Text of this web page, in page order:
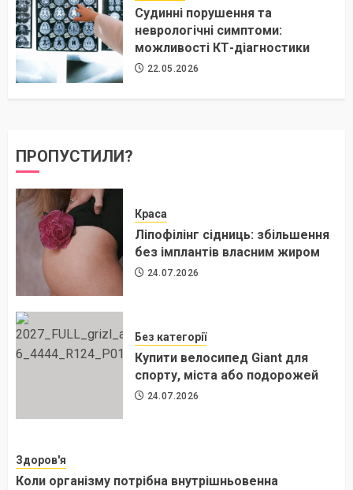
Судинні порушення та
неврологічні симптоми:
можливості КТ-діагностики
22.05.2026
ПРОПУСТИЛИ?
Краса
Ліпофілінг сідниць: збільшення
без імплантів власним жиром
24.07.2026
Без категорії
Купити велосипед Giant для
спорту, міста або подорожей
24.07.2026
Здоров'я
Коли організму потрібна внутрішньовенна